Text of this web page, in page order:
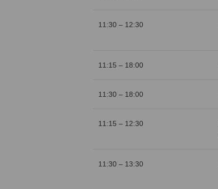
11:30 – 12:30
11:15 – 18:00
11:30 – 18:00
11:15 – 12:30
11:30 – 13:30